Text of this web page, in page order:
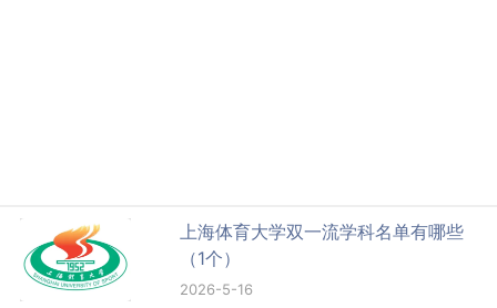
上海体育大学双一流学科名单有哪些
（1个）
2026-5-16